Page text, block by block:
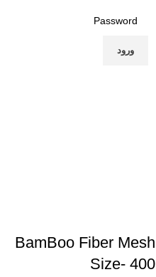
ورود
BamBoo Fiber Mesh
Size- 400